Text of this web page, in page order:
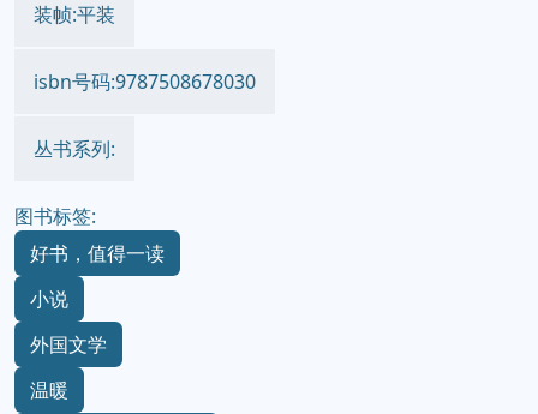
装帧:平装
isbn号码:9787508678030
丛书系列:
图书标签:
好书，值得一读
小说
外国文学
温暖